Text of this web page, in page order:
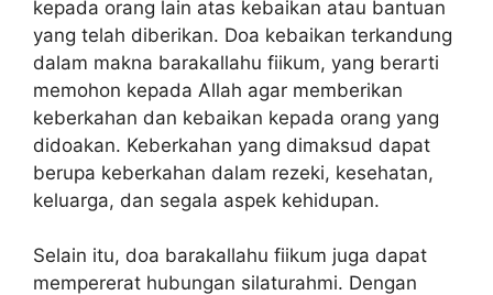
kepada orang lain atas kebaikan atau bantuan
yang telah diberikan. Doa kebaikan terkandung
dalam makna barakallahu fiikum, yang berarti
memohon kepada Allah agar memberikan
keberkahan dan kebaikan kepada orang yang
didoakan. Keberkahan yang dimaksud dapat
berupa keberkahan dalam rezeki, kesehatan,
keluarga, dan segala aspek kehidupan.
Selain itu, doa barakallahu fiikum juga dapat
mempererat hubungan silaturahmi. Dengan